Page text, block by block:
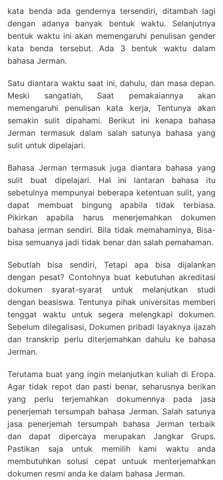
kata benda ada gendernya tersendiri, ditambah lagi
dengan adanya banyak bentuk waktu. Selanjutnya
bentuk waktu ini akan memengaruhi penulisan gender
kata benda tersebut. Ada 3 bentuk waktu dalam
bahasa Jerman.
Satu diantara waktu saat ini, dahulu, dan masa depan.
Meski sangatlah, Saat pemakaiannya akan
memengaruhi penulisan kata kerja, Tentunya akan
semakin sulit dipahami. Berikut ini kenapa bahasa
Jerman termasuk dalam salah satunya bahasa yang
sulit untuk dipelajari.
Bahasa Jerman termasuk juga diantara bahasa yang
sulit buat dipelajari. Hal ini lantaran bahasa itu
sebetulnya mempunyai beberapa ketentuan sulit, yang
dapat membuat bingung apabila tidak terbiasa.
Pikirkan apabila harus menerjemahkan dokumen
bahasa jerman sendiri. Bila tidak memahaminya, Bisa-
bisa semuanya jadi tidak benar dan salah pemahaman.
Sebutlah bisa sendiri, Tetapi apa bisa dijalankan
dengan pesat? Contohnya buat kebutuhan akreditasi
dokumen syarat-syarat untuk melanjutkan studi
dengan beasiswa. Tentunya pihak universitas memberi
tenggat waktu untuk segera melengkapi dokumen.
Sebelum dilegalisasi, Dokumen pribadi layaknya ijazah
dan transkrip perlu diterjemahkan dahulu ke bahasa
Jerman.
Terutama buat yang ingin melanjutkan kuliah di Eropa.
Agar tidak repot dan pasti benar, seharusnya berikan
yang perlu terjemahkan dokumennya pada jasa
penerjemah tersumpah bahasa Jerman. Salah satunya
jasa penerjemah tersumpah bahasa Jerman terbaik
dan dapat dipercaya merupakan Jangkar Grups.
Pastikan saja untuk memilih kami waktu anda
membutuhkan solusi cepat untuuk menterjemahkan
dokumen resmi anda ke dalam bahasa Jerman.